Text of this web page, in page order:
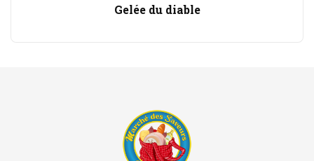
Gelée du diable